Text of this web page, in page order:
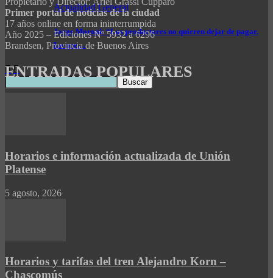
Actualidad General
Jorge Moroni: “Los productores no quieren dejar de pagar.
Lo que…
Primer portal de noticias de la ciudad
17 años online en forma ininterrumpida
Año 2025 – Ediciones Nº 5932 a 6296
Brandsen, Provincia de Buenos Aires
ENTRADAS POPULARES
Horarios e información actualizada de Unión
Platense
5 agosto, 2026
Horarios y tarifas del tren Alejandro Korn –
Chascomús